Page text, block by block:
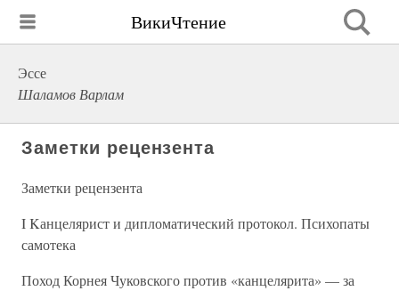
ВикиЧтение
Эссе
Шаламов Варлам
Заметки рецензента
Заметки рецензента
I Kанцелярист и дипломатический протокол. Психопаты
самотека
Поход Корнея Чуковского против «канцелярита» — за